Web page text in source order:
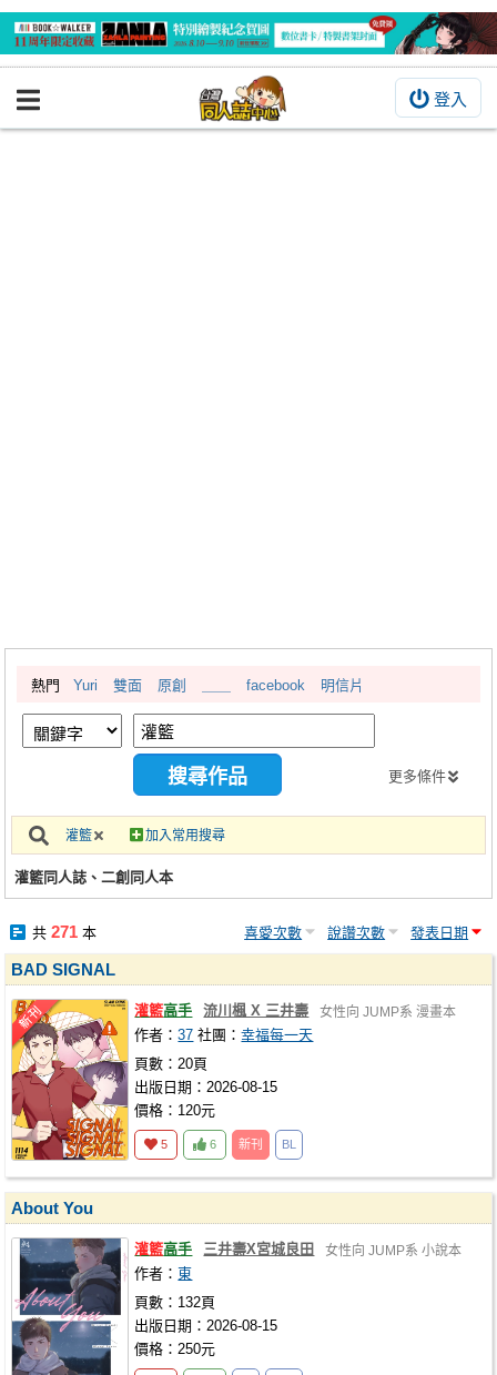
登入
BOOKY書集倉庫
繪圖藝廊
交流中心
攤位轉讓區
會員中心
註冊會員
熱門 Yuri 雙面 原創 facebook 明信片
更多條件
灌籃 加入常用搜尋
灌籃同人誌、二創同人本
共 271本 喜愛次數 說讚次數 發表日期
BAD SIGNAL
灌籃高手 流川楓 X 三井壽 女性向 JUMP系 漫畫本
作者：37 社團：幸福每一天
頁數：20頁
出版日期：2026-08-15
價格：120元
5 6 新刊 BL
About You
灌籃高手 三井壽X宮城良田 女性向 JUMP系 小說本
作者：東
頁數：132頁
出版日期：2026-08-15
價格：250元